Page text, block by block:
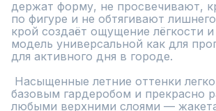
держат форму, не просвечивают,
по фигуре и не обтягивают
крой создаёт ощущение лёгкости и
модель универсальной как для
для активного дня в городе.
базовым гардеробом и прекрасно
любыми верхними слоями —